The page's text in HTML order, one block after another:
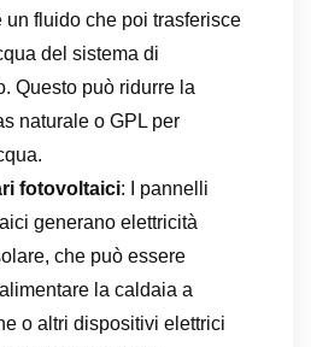
un fluido che poi trasferisce
del sistema di
Questo può ridurre la
naturale o GPL per
fotovoltaici: I pannelli
generano elettricità
che può essere
la caldaia a
o altri dispositivi elettrici